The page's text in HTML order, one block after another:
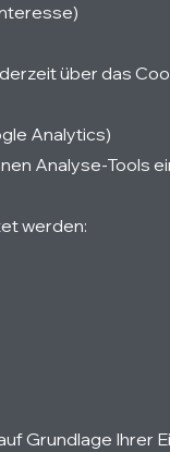
über das
Analytics)
Analyse-Tools
werden:
Grundlage Ihrer